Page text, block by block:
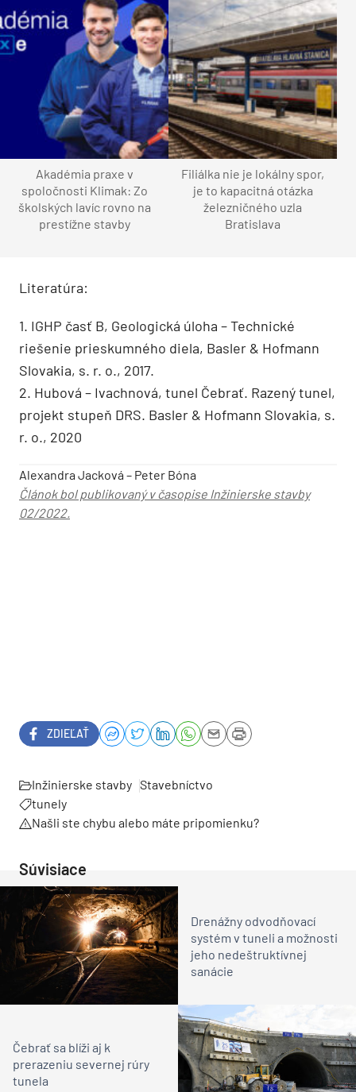
Akadémia praxe v
spoločnosti Klimak: Zo
školských lavíc rovno na
prestížne stavby
Filiálka nie je lokálny spor,
je to kapacitná otázka
železničného uzla
Bratislava
Literatúra:
1. IGHP časť B, Geologická úloha – Technické
riešenie prieskumného diela, Basler & Hofmann
Slovakia, s. r. o., 2017.
2. Hubová – Ivachnová, tunel Čebrať. Razený tunel,
projekt stupeň DRS. Basler & Hofmann Slovakia, s.
r. o., 2020
Alexandra Jacková – Peter Bóna
Článok bol publikovaný v časopise Inžinierske stavby
02/2022.
ZDIEĽAŤ
Inžinierske stavby Stavebníctvo
tunely
Našli ste chybu alebo máte pripomienku?
Súvisiace
Drenážny odvodňovací
systém v tuneli a možnosti
jeho nedeštruktívnej
sanácie
Čebrať sa blíži aj k
prerazeniu severnej rúry
tunela